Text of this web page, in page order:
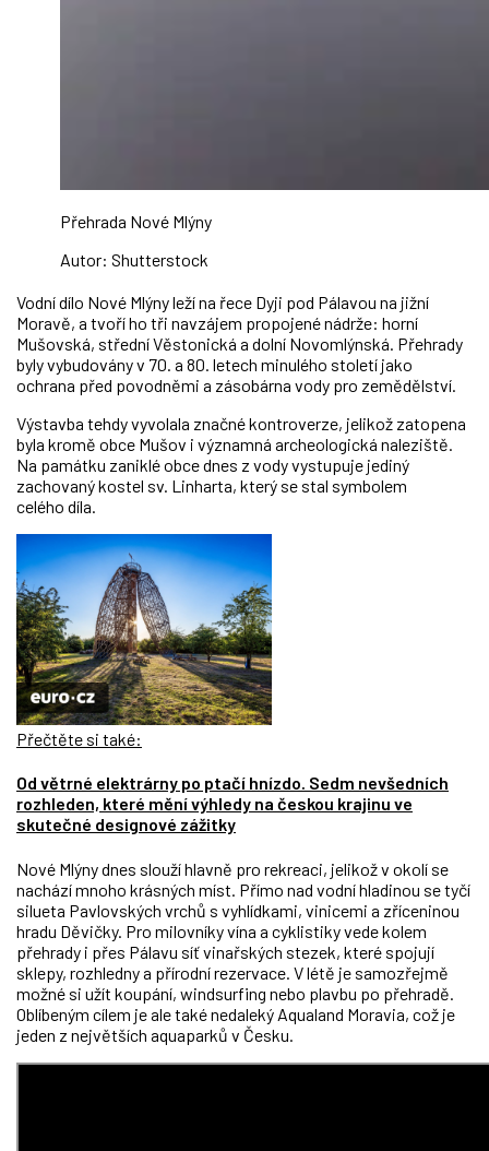
Přehrada Nové Mlýny
Autor: Shutterstock
Vodní dílo Nové Mlýny leží na řece Dyji pod Pálavou na jižní
Moravě, a tvoří ho tři navzájem propojené nádrže: horní
Mušovská, střední Věstonická a dolní Novomlýnská. Přehrady
byly vybudovány v 70. a 80. letech minulého století jako
ochrana před povodněmi a zásobárna vody pro zemědělství.
Výstavba tehdy vyvolala značné kontroverze, jelikož zatopena
byla kromě obce Mušov i významná archeologická naleziště.
Na památku zaniklé obce dnes z vody vystupuje jediný
zachovaný kostel sv. Linharta, který se stal symbolem
celého díla.
Přečtěte si také:
Od větrné elektrárny po ptačí hnízdo. Sedm nevšedních
rozhleden, které mění výhledy na českou krajinu ve
skutečné designové zážitky
Nové Mlýny dnes slouží hlavně pro rekreaci, jelikož v okolí se
nachází mnoho krásných míst. Přímo nad vodní hladinou se tyčí
silueta Pavlovských vrchů s vyhlídkami, vinicemi a zříceninou
hradu Děvičky. Pro milovníky vína a cyklistiky vede kolem
přehrady i přes Pálavu síť vinařských stezek, které spojují
sklepy, rozhledny a přírodní rezervace. V létě je samozřejmě
možné si užít koupání, windsurfing nebo plavbu po přehradě.
Oblíbeným cílem je ale také nedaleký Aqualand Moravia, což je
jeden z největších aquaparků v Česku.